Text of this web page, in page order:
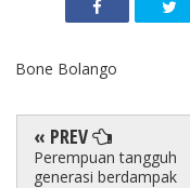
Bone Bolango
« PREV
Perempuan tangguh
generasi berdampak